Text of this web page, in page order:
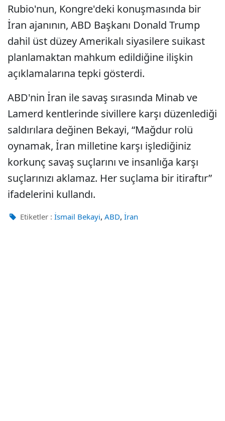
Rubio'nun, Kongre'deki konuşmasında bir
İran ajanının, ABD Başkanı Donald Trump
dahil üst düzey Amerikalı siyasilere suikast
planlamaktan mahkum edildiğine ilişkin
açıklamalarına tepki gösterdi.
ABD'nin İran ile savaş sırasında Minab ve
Lamerd kentlerinde sivillere karşı düzenlediği
saldırılara değinen Bekayi, “Mağdur rolü
oynamak, İran milletine karşı işlediğiniz
korkunç savaş suçlarını ve insanlığa karşı
suçlarınızı aklamaz. Her suçlama bir itiraftır”
ifadelerini kullandı.
Etiketler : İsmail Bekayi, ABD, İran